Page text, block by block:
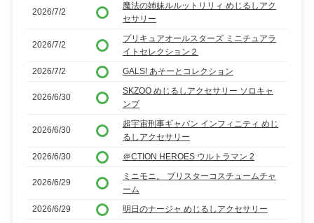
2026/7/2
魔法の姉妹ルルットリリィ めじるしアク
セサリー
2026/7/2
プリキュアオールスターズ ミニチュアラ
イトセレクション２
2026/7/2
GALS! あそーとコレクション
2026/6/30
SKZOO めじるしアクセサリー ソロキャ
ンプ
2026/6/30
超宇宙刑事ギャバン インフィニティ めじ
るしアクセサリー
2026/6/30
＠CTION HEROES ウルトラマン 2
2026/6/29
ミニモニ。 ブリスターコスチュームチャ
ーム
2026/6/29
明日のナージャ めじるしアクセサリー